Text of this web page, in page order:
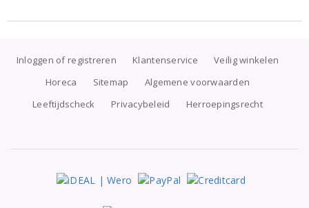
Inloggen of registreren Klantenservice
Veilig winkelen
Horeca
Sitemap
Algemene voorwaarden
Leeftijdscheck
Privacybeleid Herroepingsrecht